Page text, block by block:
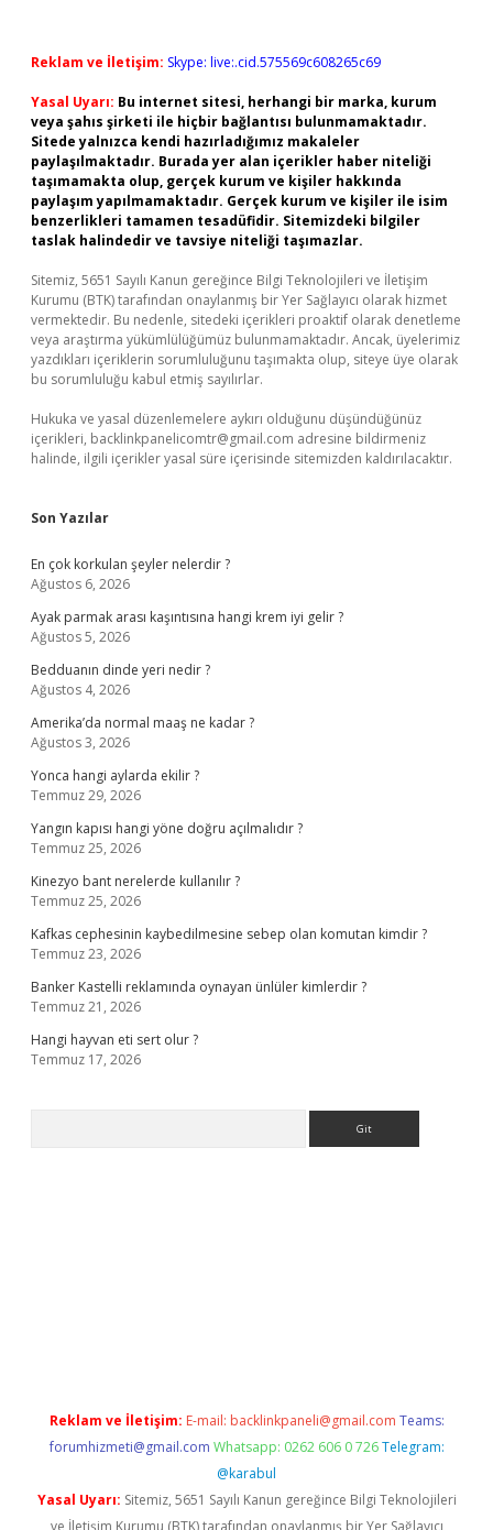
Reklam ve İletişim: Skype: live:.cid.575569c608265c69
Yasal Uyarı: Bu internet sitesi, herhangi bir marka, kurum
veya şahıs şirketi ile hiçbir bağlantısı bulunmamaktadır.
Sitede yalnızca kendi hazırladığımız makaleler
paylaşılmaktadır. Burada yer alan içerikler haber niteliği
taşımamakta olup, gerçek kurum ve kişiler hakkında
paylaşım yapılmamaktadır. Gerçek kurum ve kişiler ile isim
benzerlikleri tamamen tesadüfidir. Sitemizdeki bilgiler
taslak halindedir ve tavsiye niteliği taşımazlar.
Sitemiz, 5651 Sayılı Kanun gereğince Bilgi Teknolojileri ve İletişim
Kurumu (BTK) tarafından onaylanmış bir Yer Sağlayıcı olarak hizmet
vermektedir. Bu nedenle, sitedeki içerikleri proaktif olarak denetleme
veya araştırma yükümlülüğümüz bulunmamaktadır. Ancak, üyelerimiz
yazdıkları içeriklerin sorumluluğunu taşımakta olup, siteye üye olarak
bu sorumluluğu kabul etmiş sayılırlar.
Hukuka ve yasal düzenlemelere aykırı olduğunu düşündüğünüz
içerikleri, backlinkpanelicomtr@gmail.com adresine bildirmeniz
halinde, ilgili içerikler yasal süre içerisinde sitemizden kaldırılacaktır.
Son Yazılar
En çok korkulan şeyler nelerdir ?
Ağustos 6, 2026
Ayak parmak arası kaşıntısına hangi krem iyi gelir ?
Ağustos 5, 2026
Bedduanın dinde yeri nedir ?
Ağustos 4, 2026
Amerika’da normal maaş ne kadar ?
Ağustos 3, 2026
Yonca hangi aylarda ekilir ?
Temmuz 29, 2026
Yangın kapısı hangi yöne doğru açılmalıdır ?
Temmuz 25, 2026
Kinezyo bant nerelerde kullanılır ?
Temmuz 25, 2026
Kafkas cephesinin kaybedilmesine sebep olan komutan kimdir ?
Temmuz 23, 2026
Banker Kastelli reklamında oynayan ünlüler kimlerdir ?
Temmuz 21, 2026
Hangi hayvan eti sert olur ?
Temmuz 17, 2026
Reklam ve İletişim: E-mail: backlinkpaneli@gmail.com Teams:
forumhizmeti@gmail.com Whatsapp: 0262 606 0 726 Telegram:
@karabul
Yasal Uyarı: Sitemiz, 5651 Sayılı Kanun gereğince Bilgi Teknolojileri
ve İletişim Kurumu (BTK) tarafından onaylanmış bir Yer Sağlayıcı